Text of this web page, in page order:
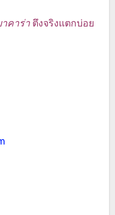
าคาร่าตึงจริงแตกบ่อย